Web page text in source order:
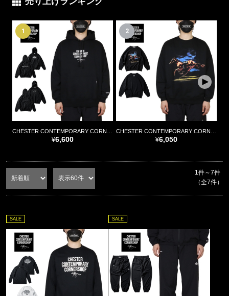
スウェット
パンツ
ヘッドギア
～¥4,999
¥5,000～¥9,999
¥10,000～¥14,999
¥15,000～¥19,999
1
6,600
2
6,050
1件～7件
（全7件）
SALE SALE